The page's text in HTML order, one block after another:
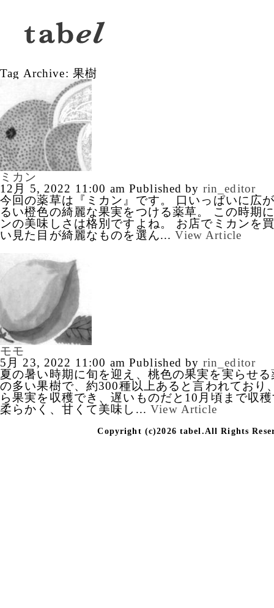
Tag Archive: 果樹
ミカン
12月 5, 2022 11:00 am Published by rin_editor
今回の薬草は『ミカン』です。 口いっぱいに広
るい橙色の綺麗な果実をつける薬草。 この時期
ンの美味しさは格別ですよね。 お店でミカンを
い見た目が綺麗なものを選ん...View Article
モモ
5月 23, 2022 11:00 am Published by rin_editor
夏の暑い時期に旬を迎え、桃色の果実を実らせ
の多い果樹で、約300種以上あると言われており
ら果実を収穫でき、遅いものだと10月頃まで収
柔らかく、甘くて美味し...View Article
Copyright (c)2026 tabel.All Rights